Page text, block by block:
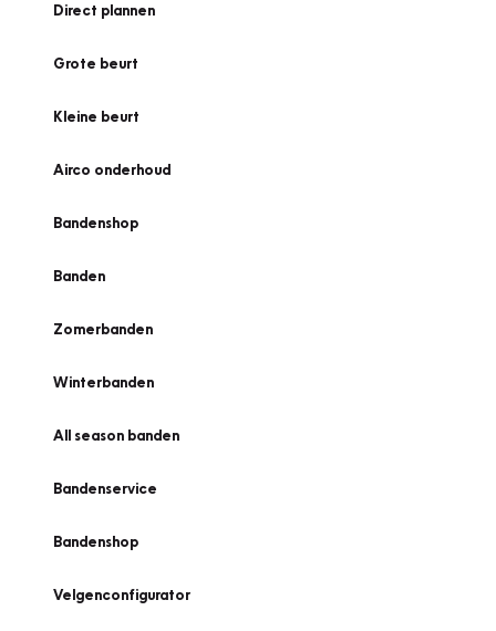
Direct plannen
Grote beurt
Kleine beurt
Airco onderhoud
Bandenshop
Banden
Zomerbanden
Winterbanden
All season banden
Bandenservice
Bandenshop
Velgenconfigurator